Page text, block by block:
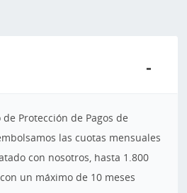
Protección de Pagos de
las cuotas mensuales
con nosotros, hasta 1.800
un máximo de 10 meses